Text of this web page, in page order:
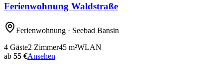
Ferienwohnung Waldstraße
Ferienwohnung · Seebad Bansin
4 Gäste2 Zimmer45 m²WLAN
ab 55 €Ansehen